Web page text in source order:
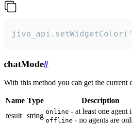
chatMode#
With this method you can get the current
Name Type
Description
result string online - at least one agent
offline - no agents are